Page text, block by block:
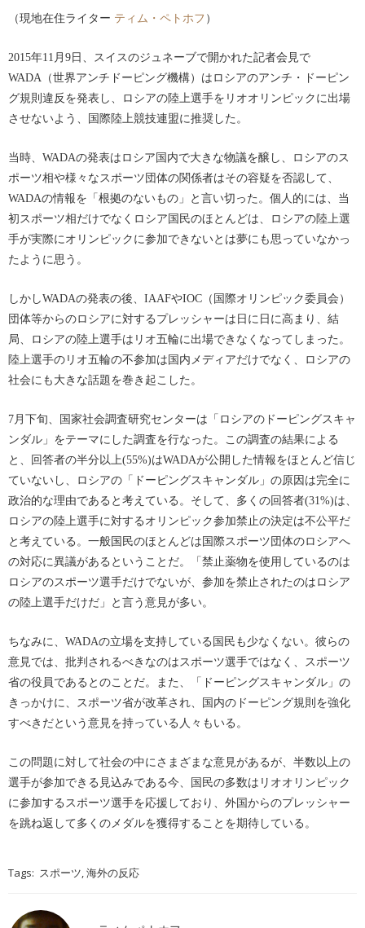
（現地在住ライター ティム・ペトホフ ）
2015年11月9日、スイスのジュネーブで開かれた記者会見で
WADA（世界アンチドーピング機構）はロシアのアンチ・ドーピン
グ規則違反を発表し、ロシアの陸上選手をリオオリンピックに出場
させないよう、国際陸上競技連盟に推奨した。
当時、WADAの発表はロシア国内で大きな物議を醸し、ロシアのス
ポーツ相や様々なスポーツ団体の関係者はその容疑を否認して、
WADAの情報を「根拠のないもの」と言い切った。個人的には、当
初スポーツ相だけでなくロシア国民のほとんどは、ロシアの陸上選
手が実際にオリンピックに参加できないとは夢にも思っていなかっ
たように思う。
しかしWADAの発表の後、IAAFやIOC（国際オリンピック委員会）
団体等からのロシアに対するプレッシャーは日に日に高まり、結
局、ロシアの陸上選手はリオ五輪に出場できなくなってしまった。
陸上選手のリオ五輪の不参加は国内メディアだけでなく、ロシアの
社会にも大きな話題を巻き起こした。
7月下旬、国家社会調査研究センターは「ロシアのドーピングスキャ
ンダル」をテーマにした調査を行なった。この調査の結果による
と、回答者の半分以上(55%)はWADAが公開した情報をほとんど信じ
ていないし、ロシアの「ドーピングスキャンダル」の原因は完全に
政治的な理由であると考えている。そして、多くの回答者(31%)は、
ロシアの陸上選手に対するオリンピック参加禁止の決定は不公平だ
と考えている。一般国民のほとんどは国際スポーツ団体のロシアへ
の対応に異議があるということだ。「禁止薬物を使用しているのは
ロシアのスポーツ選手だけでないが、参加を禁止されたのはロシア
の陸上選手だけだ」と言う意見が多い。
ちなみに、WADAの立場を支持している国民も少なくない。彼らの
意見では、批判されるべきなのはスポーツ選手ではなく、スポーツ
省の役員であるとのことだ。また、「ドーピングスキャンダル」の
きっかけに、スポーツ省が改革され、国内のドーピング規則を強化
すべきだという意見を持っている人々もいる。
この問題に対して社会の中にさまざまな意見があるが、半数以上の
選手が参加できる見込みである今、国民の多数はリオオリンピック
に参加するスポーツ選手を応援しており、外国からのプレッシャー
を跳ね返して多くのメダルを獲得することを期待している。
Tags: スポーツ 海外の反応